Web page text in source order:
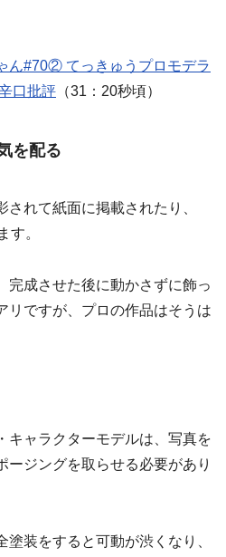
ん#70② てっきゅうプロモデラ
口批評 （31：20秒頃）
を配る
れて紙面に掲載されたり、
す。
完成させた後に動かさずに飾っ
リですが、プロの作品はそうは
キャラクターモデルは、写真を
ージングを取らせる必要があり
装をすると可動が渋くなり、